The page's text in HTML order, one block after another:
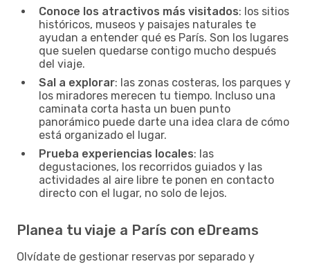
Conoce los atractivos más visitados: los sitios
históricos, museos y paisajes naturales te
ayudan a entender qué es París. Son los lugares
que suelen quedarse contigo mucho después
del viaje.
Sal a explorar: las zonas costeras, los parques y
los miradores merecen tu tiempo. Incluso una
caminata corta hasta un buen punto
panorámico puede darte una idea clara de cómo
está organizado el lugar.
Prueba experiencias locales: las
degustaciones, los recorridos guiados y las
actividades al aire libre te ponen en contacto
directo con el lugar, no solo de lejos.
Planea tu viaje a París con eDreams
Olvídate de gestionar reservas por separado y